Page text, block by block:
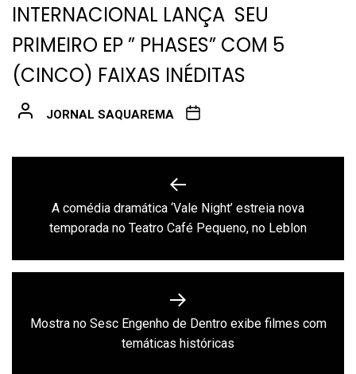
INTERNACIONAL LANÇA SEU
PRIMEIRO EP ” PHASES” COM 5
(CINCO) FAIXAS INÉDITAS
JORNAL SAQUAREMA
Post
Previous
post:
A comédia dramática ‘Vale Night’ estreia nova
temporada no Teatro Café Pequeno, no Leblon
Next
post:
Mostra no Sesc Engenho de Dentro exibe filmes com
temáticas históricas